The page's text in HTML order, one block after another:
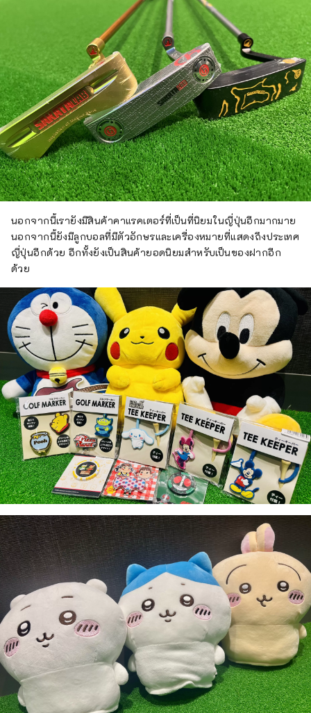
นอกจากนี้เรายังมีสินค้าคาแรคเตอร์ที่เป็นที่นิยมในญี่ปุ่นอีกมากมาย
นอกจากนี้ยังมีลูกบอลที่มีตัวอักษรและเครื่องหมายที่แสดงถึงประเทศ
ญี่ปุ่นอีกด้วย อีกทั้งยังเป็นสินค้ายอดนิยมสำหรับเป็นของฝากอีก
ด้วย